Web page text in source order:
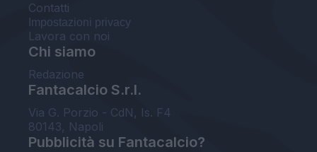
Contatti
Impostazioni privacy
Lavora con noi
Chi siamo
Redazione
Fantacalcio S.r.l.
Via G. Porzio - CdN, Is. F4
80143, Napoli
Pubblicità su Fantacalcio?